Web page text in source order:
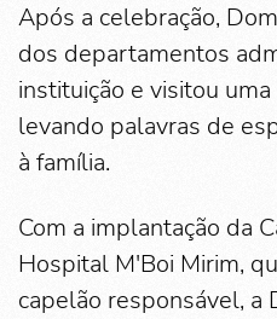
Após a celebração,
dos departamentos
instituição e visitou
levando palavras de
à família.
Com a implantação da
Hospital M'Boi Mirim,
capelão responsável, a